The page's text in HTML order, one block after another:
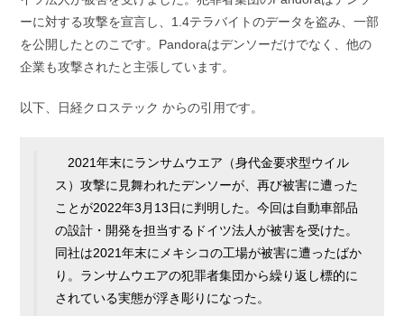
ーに対する攻撃を宣言し、1.4テラバイトのデータを盗み、一部
を公開したとのこです。Pandoraはデンソーだけでなく、他の
企業も攻撃されたと主張しています。
以下、日経クロステック からの引用です。
2021年末にランサムウエア（身代金要求型ウイル
ス）攻撃に見舞われたデンソーが、再び被害に遭った
ことが2022年3月13日に判明した。今回は自動車部品
の設計・開発を担当するドイツ法人が被害を受けた。
同社は2021年末にメキシコの工場が被害に遭ったばか
り。ランサムウエアの犯罪者集団から繰り返し標的に
されている実態が浮き彫りになった。